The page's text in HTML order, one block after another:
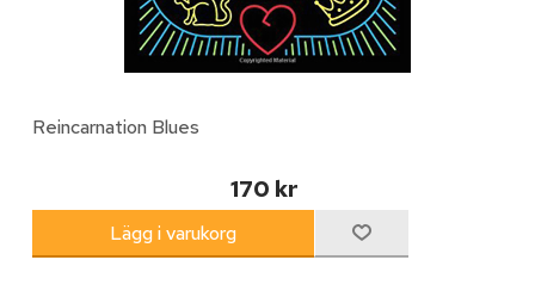
Reincarnation Blues
170 kr